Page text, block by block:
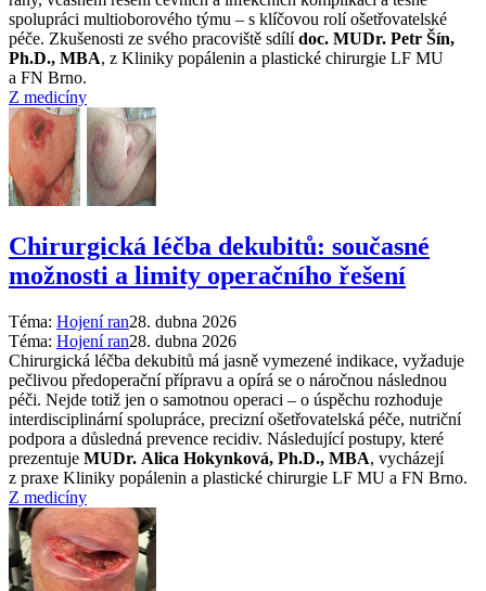
spolupráci multioborového týmu –⁠ s klíčovou rolí ošetřovatelské
péče. Zkušenosti ze svého pracoviště sdílídoc. MUDr. Petr Šín,
Ph.D., MBA, z Kliniky popálenin a plastické chirurgie LF MU
a FN Brno.
Z medicíny
Chirurgická léčba dekubitů: současné
možnosti a limity operačního řešení
Téma: Hojení ran28. dubna 2026
Téma: Hojení ran28. dubna 2026
Chirurgická léčba dekubitů má jasně vymezené indikace, vyžaduje
pečlivou předoperační přípravu a opírá se o náročnou následnou
péči. Nejde totiž jen o samotnou operaci –⁠ o úspěchu rozhoduje
interdisciplinární spolupráce, precizní ošetřovatelská péče, nutriční
podpora a důsledná prevence recidiv. Následující postupy, které
prezentuje MUDr. Alica Hokynková, Ph.D., MBA, vycházejí
z praxe Kliniky popálenin a plastické chirurgie LF MU a FN Brno.
Z medicíny